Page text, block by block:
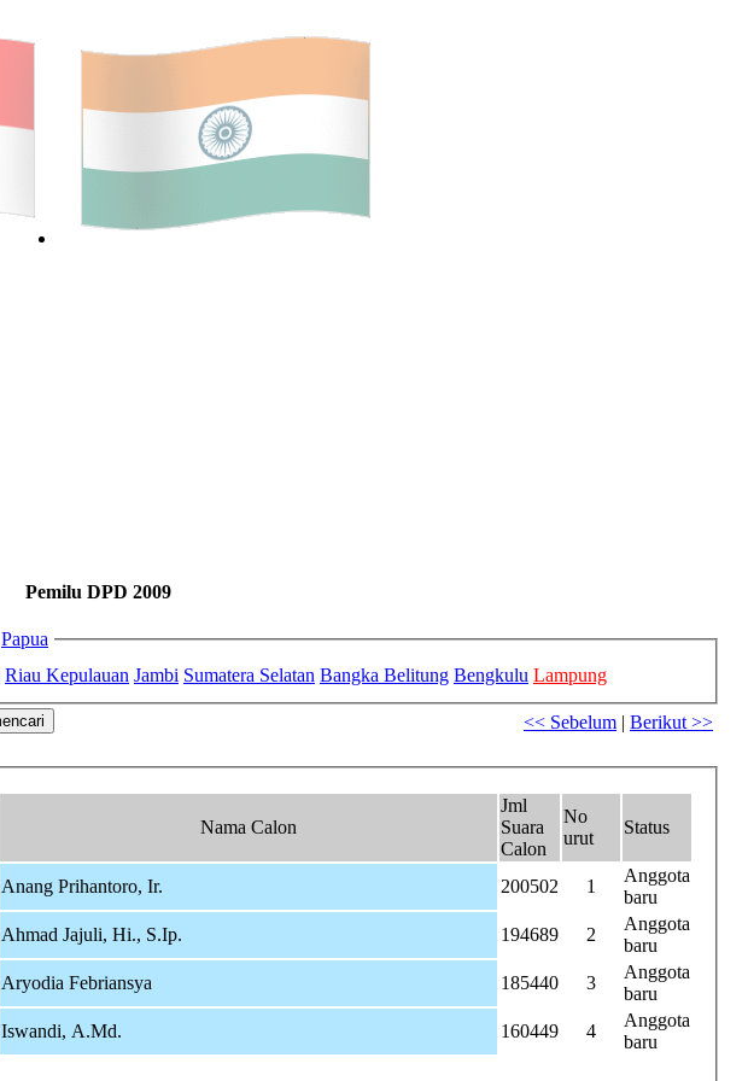
Pemilu DPD 2009
Papua
Riau Kepulauan Jambi Sumatera Selatan Bangka Belitung Bengkulu Lampung
<< Sebelum | Berikut >>
Nama Calon
Jml
Suara
Calon
No
urut
Status
Anang Prihantoro, Ir. 200502 1
Anggota
baru
Ahmad Jajuli, Hi., S.Ip. 194689 2
Anggota
baru
Aryodia Febriansya 185440 3
Anggota
baru
Iswandi, A.Md. 160449 4
Anggota
baru